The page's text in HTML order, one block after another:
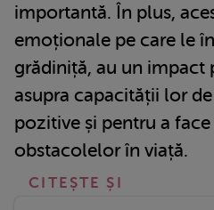
importantă. În plus,
emoționale pe care le
grădiniță, au un
asupra capacității lor
pozitive și pentru a
obstacolelor în viață.